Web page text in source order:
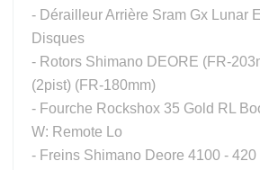
- Dérailleur Arrière Sram Gx Lunar
Disques
- Rotors Shimano DEORE (FR-
(2pist) (FR-180mm)
- Fourche Rockshox 35 Gold RL
W: Remote Lo
- Freins Shimano Deore 4100 - 420